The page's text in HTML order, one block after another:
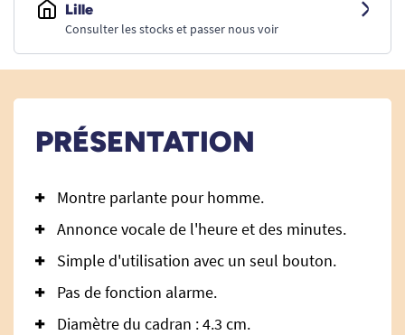
Lille
Consulter les stocks et passer nous voir
PRÉSENTATION
Montre parlante pour homme.
Annonce vocale de l'heure et des minutes.
Simple d'utilisation avec un seul bouton.
Pas de fonction alarme.
Diamètre du cadran : 4.3 cm.